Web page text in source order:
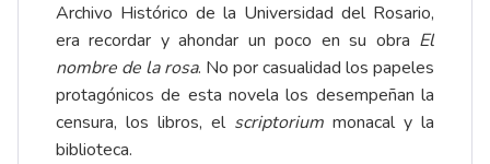
Archivo Histórico de la Universidad del Rosario,
era recordar y ahondar un poco en su obra El
nombre de la rosa. No por casualidad los papeles
protagónicos de esta novela los desempeñan la
censura, los libros, el scriptorium monacal y la
biblioteca.